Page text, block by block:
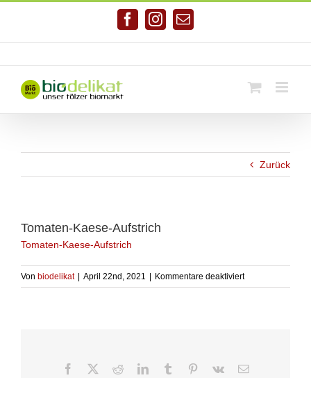
Facebook
Instagram
E-
Mail
Zurück
Tomaten-Kaese-Aufstrich
Tomaten-Kaese-Aufstrich
Von biodelikat April 22nd, 2021 Kommentare deaktiviertfür
Tomaten-
Facebook RedditLinkedInTumblr Pinterest
Vk
E-